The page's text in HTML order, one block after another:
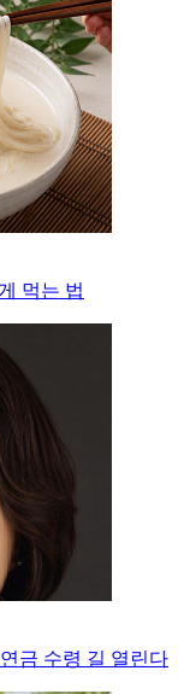
먹는 법
금 수령 길 열린다